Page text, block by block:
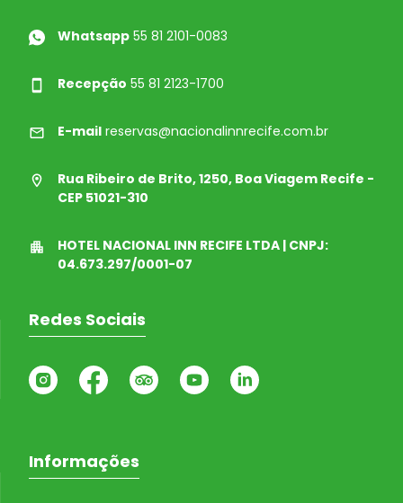
Whatsapp 55 81 2101-0083
Recepção 55 81 2123-1700
E-mail reservas@nacionalinnrecife.com.br
Rua Ribeiro de Brito, 1250, Boa Viagem Recife -
CEP 51021-310
HOTEL NACIONAL INN RECIFE LTDA | CNPJ:
04.673.297/0001-07
Redes Sociais
Informações